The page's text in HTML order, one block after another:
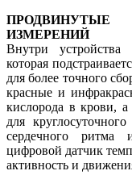
ИЗМЕРЕНИЙ
Внутри устройства
которая
для более точного
красные и
кислорода в крови,
для
сердечного ритма
цифровой датчик
активность и